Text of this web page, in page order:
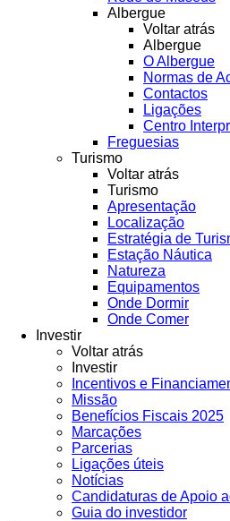
Albergue
Voltar atrás
Albergue
O Albergue
Normas de
Contactos
Ligações
Centro
Freguesias
Turismo
Voltar atrás
Turismo
Apresentação
Localização
Estratégia de
Estação Náutica
Natureza
Equipamentos
Onde Dormir
Onde Comer
Investir
Voltar atrás
Investir
Incentivos e
Missão
Benefícios Fiscais 2025
Marcações
Parcerias
Ligações úteis
Notícias
Candidaturas de Apoio
Guia do investidor